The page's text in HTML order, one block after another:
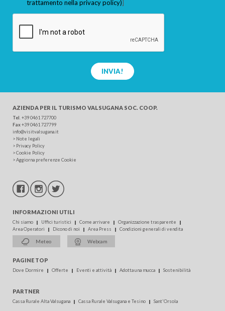
trattamento nella privacy policy)]
INVIA!
AZIENDA PER IL TURISMO VALSUGANA SOC. COOP.
Tel +39 0461 727700
Fax+39 0461 727799
info@visitvalsugana.it
> Note legali
> Privacy Policy
>Cookie Policy
>Aggiorna preferenze Cookie
INFORMAZIONI UTILI
Chi siamo Uffici turistici Come arrivare
Organizzazione trasparente
Area Operatori
Dicono di noi Area Press Condizioni generali di vendita
Meteo Webcam
PAGINE TOP
Dove Dormire Offerte Eventi e attività Adotta una mucca Sostenibilità
PARTNER
Cassa Rurale Alta Valsugana Cassa Rurale Valsugana e Tesino Sant'Orsola